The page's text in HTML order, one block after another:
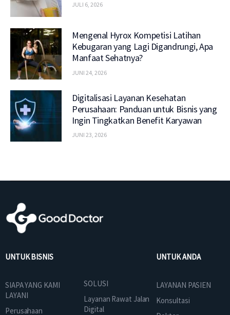
JULI 6, 2026
Mengenal Hyrox Kompetisi Latihan
Kebugaran yang Lagi Digandrungi, Apa
Manfaat Sehatnya?
JUNI 24, 2026
Digitalisasi Layanan Kesehatan
Perusahaan: Panduan untuk Bisnis yang
Ingin Tingkatkan Benefit Karyawan
JUNI 23, 2026
UNTUK BISNIS
SIAPA YANG KAMI
LAYANI
Perusahaan
SOLUSI
Layanan Rawat Jalan
Digital
UNTUK ANDA
LAYANAN PASIEN
Konsultasi